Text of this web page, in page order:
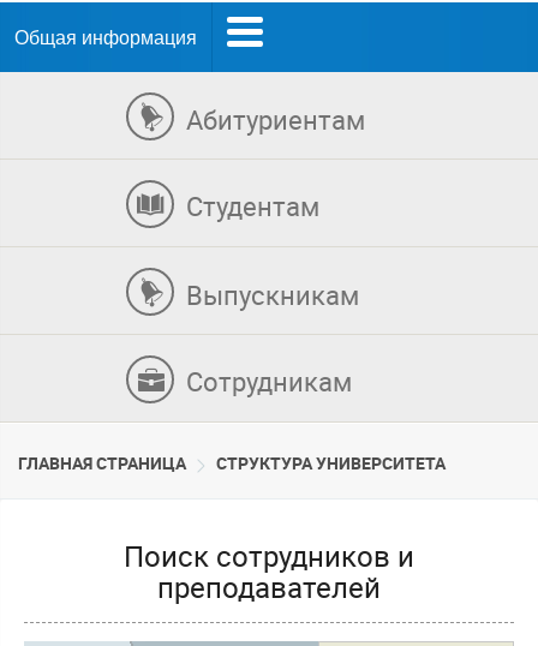
Общая информация
Абитуриентам
Студентам
Выпускникам
Сотрудникам
ГЛАВНАЯ СТРАНИЦА CТРУКТУРА УНИВЕРСИТЕТА
Поиск сотрудников и
преподавателей